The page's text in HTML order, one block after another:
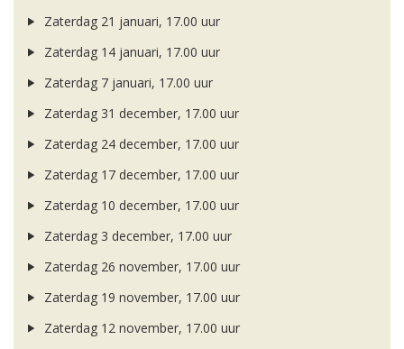
Zaterdag 21 januari, 17.00 uur
Zaterdag 14 januari, 17.00 uur
Zaterdag 7 januari, 17.00 uur
Zaterdag 31 december, 17.00 uur
Zaterdag 24 december, 17.00 uur
Zaterdag 17 december, 17.00 uur
Zaterdag 10 december, 17.00 uur
Zaterdag 3 december, 17.00 uur
Zaterdag 26 november, 17.00 uur
Zaterdag 19 november, 17.00 uur
Zaterdag 12 november, 17.00 uur